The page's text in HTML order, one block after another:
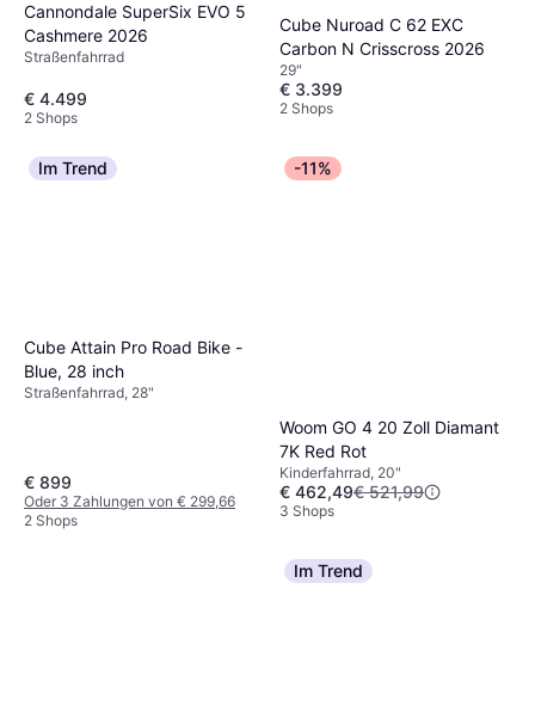
Cannondale SuperSix EVO 5
Cashmere 2026
Straßenfahrrad
€ 4.499
2 Shops
Cube Nuroad C 62 EXC
Carbon N Crisscross 2026
29"
€ 3.399
2 Shops
Im Trend
Cube Attain Pro Road Bike -
Blue, 28 inch
Straßenfahrrad, 28"
€ 899
Oder 3 Zahlungen von € 299,66
2 Shops
-11%
Woom GO 4 20 Zoll Diamant
7K Red Rot
Kinderfahrrad, 20"
€ 462,49€ 521,99
3 Shops
Im Trend